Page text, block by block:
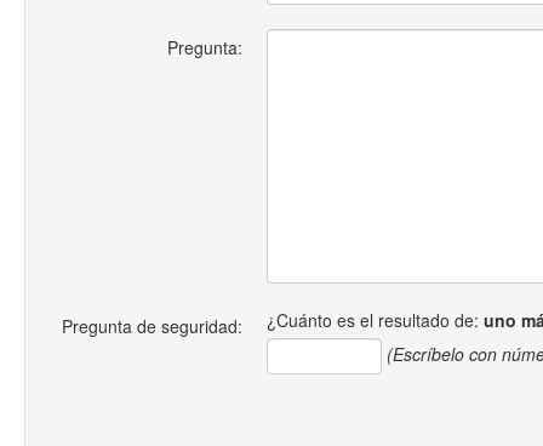
Pregunta:
Pregunta de seguridad: ¿Cuánto es el resultado de: uno
(Escríbelo con